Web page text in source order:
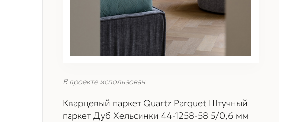
В проекте использован
Кварцевый паркет Quartz Parquet Штучный
паркет Дуб Хельсинки 44-1258-58 5/0,6 мм